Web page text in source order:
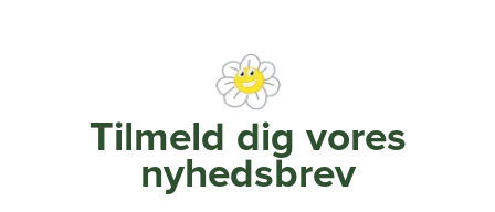
Tilmeld dig vores
nyhedsbrev